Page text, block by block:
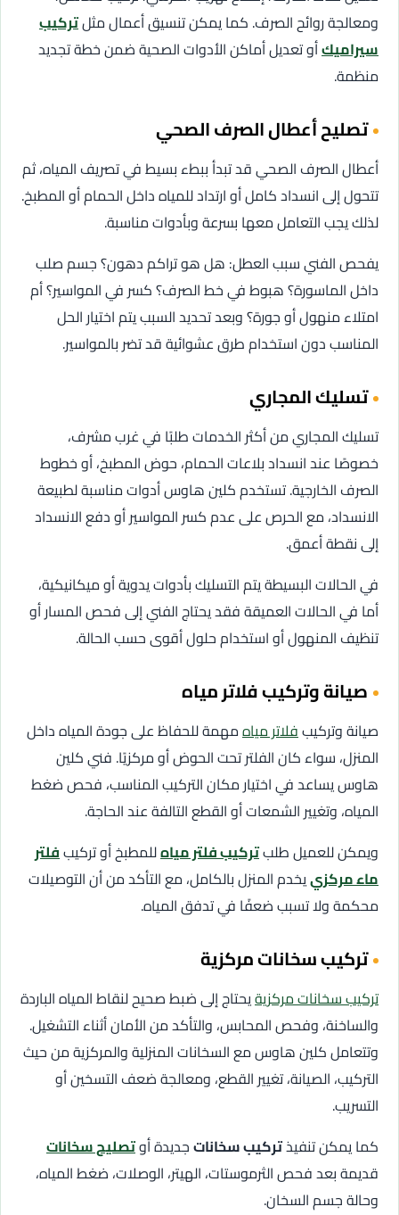
ومعالجة روائح الصرف. كما يمكن تنسيق أعمال مثلتركيب
سيراميكأو تعديل أماكن الأدوات الصحية ضمن خطة تجديد
منظمة.
تصليح أعطال الصرف الصحي
أعطال الصرف الصحي قد تبدأ ببطء بسيط في تصريف المياه، ثم
تتحول إلى انسداد كامل أو ارتداد للمياه داخل الحمام أو المطبخ.
لذلك يجب التعامل معها بسرعة وبأدوات مناسبة.
يفحص الفني سبب العطل: هل هو تراكم دهون؟ جسم صلب
داخل الماسورة؟ هبوط في خط الصرف؟ كسر في المواسير؟ أم
امتلاء منهول أو جورة؟ وبعد تحديد السبب يتم اختيار الحل
المناسب دون استخدام طرق عشوائية قد تضر بالمواسير.
تسليك المجاري
تسليك المجاري من أكثر الخدمات طلبًا في غرب مشرف،
خصوصًا عند انسداد بلاعات الحمام، حوض المطبخ، أو خطوط
الصرف الخارجية. تستخدم كلين هاوس أدوات مناسبة لطبيعة
الانسداد، مع الحرص على عدم كسر المواسير أو دفع الانسداد
إلى نقطة أعمق.
في الحالات البسيطة يتم التسليك بأدوات يدوية أو ميكانيكية،
أما في الحالات العميقة فقد يحتاج الفني إلى فحص المسار أو
تنظيف المنهول أو استخدام حلول أقوى حسب الحالة.
صيانة وتركيب فلاتر مياه
صيانة وتركيبفلاتر مياهمهمة للحفاظ على جودة المياه داخل
المنزل، سواء كان الفلتر تحت الحوض أو مركزيًا. فني كلين
هاوس يساعد في اختيار مكان التركيب المناسب، فحص ضغط
المياه، وتغيير الشمعات أو القطع التالفة عند الحاجة.
ويمكن للعميل طلبتركيب فلتر مياهللمطبخ أو تركيبفلتر
ماء مركزييخدم المنزل بالكامل، مع التأكد من أن التوصيلات
محكمة ولا تسبب ضعفًا في تدفق المياه.
تركيب سخانات مركزية
تركيب سخانات مركزيةيحتاج إلى ضبط صحيح لنقاط المياه الباردة
والساخنة، وفحص المحابس، والتأكد من الأمان أثناء التشغيل.
وتتعامل كلين هاوس مع السخانات المنزلية والمركزية من حيث
التركيب، الصيانة، تغيير القطع، ومعالجة ضعف التسخين أو
التسريب.
كما يمكن تنفيذتركيب سخاناتجديدة أوتصليح سخانات
قديمة بعد فحص الثرموستات، الهيتر، الوصلات، ضغط المياه،
وحالة جسم السخان.